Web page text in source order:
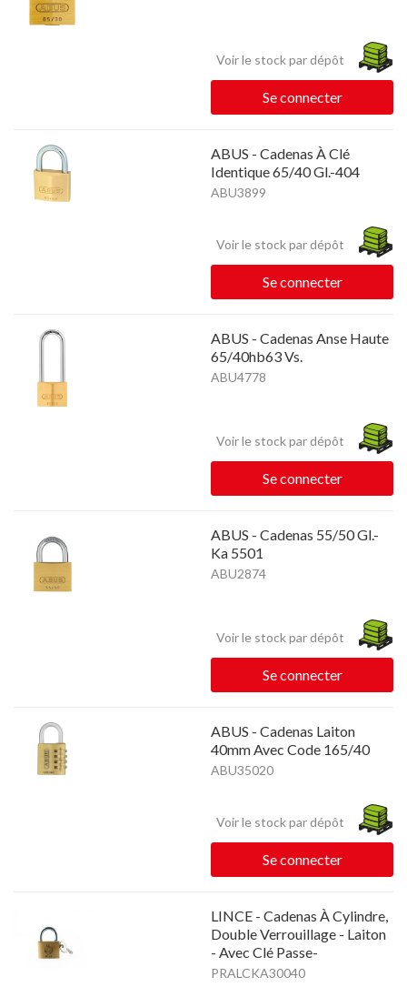
Voir le stock par dépôt
Se connecter
ABUS - Cadenas À Clé
Identique 65/40 Gl.-404
ABU3899
Voir le stock par dépôt
Se connecter
ABUS - Cadenas Anse Haute
65/40hb63 Vs.
ABU4778
Voir le stock par dépôt
Se connecter
ABUS - Cadenas 55/50 Gl.-
Ka 5501
ABU2874
Voir le stock par dépôt
Se connecter
ABUS - Cadenas Laiton
40mm Avec Code 165/40
ABU35020
Voir le stock par dépôt
Se connecter
LINCE - Cadenas À Cylindre,
Double Verrouillage - Laiton
- Avec Clé Passe-
PRALCKA30040